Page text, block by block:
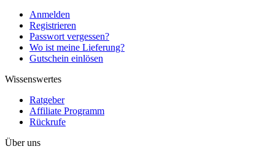
Anmelden
Registrieren
Passwort vergessen?
Wo ist meine Lieferung?
Gutschein einlösen
Wissenswertes
Ratgeber
Affiliate Programm
Rückrufe
Über uns